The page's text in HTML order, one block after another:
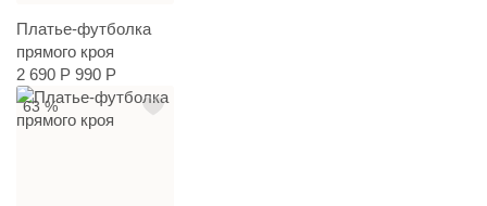
Платье-футболка
прямого кроя
2 690 Р 990 Р
63 %